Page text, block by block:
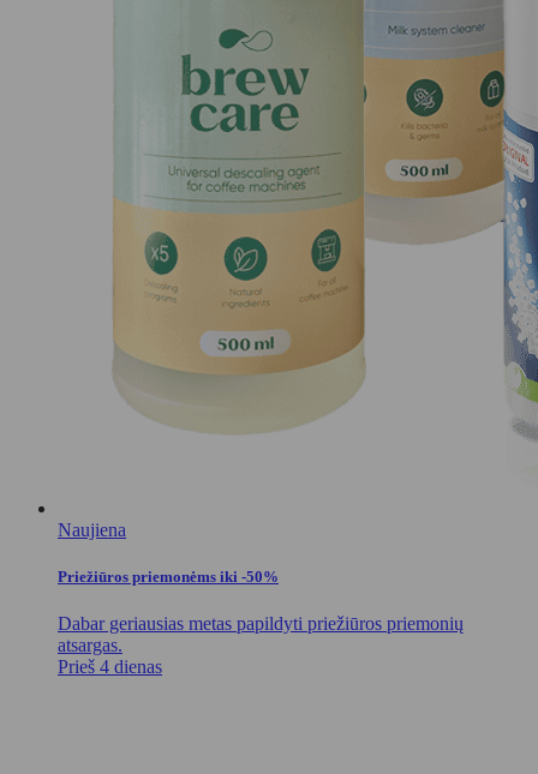
Naujiena
Priežiūros priemonėms iki -50%
Dabar geriausias metas papildyti priežiūros priemonių
atsargas.
Prieš 4 dienas